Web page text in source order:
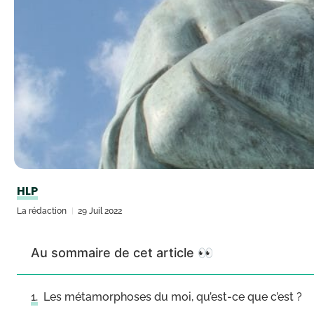
HLP
La rédaction 29 Juil 2022
Au sommaire de cet article 👀
Les métamorphoses du moi, qu’est-ce que c’est ?